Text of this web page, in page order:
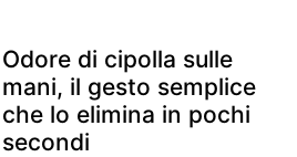
Odore di cipolla sulle
mani, il gesto semplice
che lo elimina in pochi
secondi